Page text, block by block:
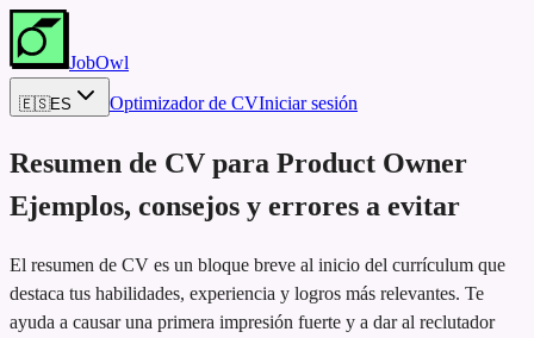
JobOwl
🇪🇸ES Optimizador de CVIniciar sesión
Resumen de CV para Product Owner
Ejemplos, consejos y errores a evitar
El resumen de CV es un bloque breve al inicio del currículum que
destaca tus habilidades, experiencia y logros más relevantes. Te
ayuda a causar una primera impresión fuerte y a dar al reclutador